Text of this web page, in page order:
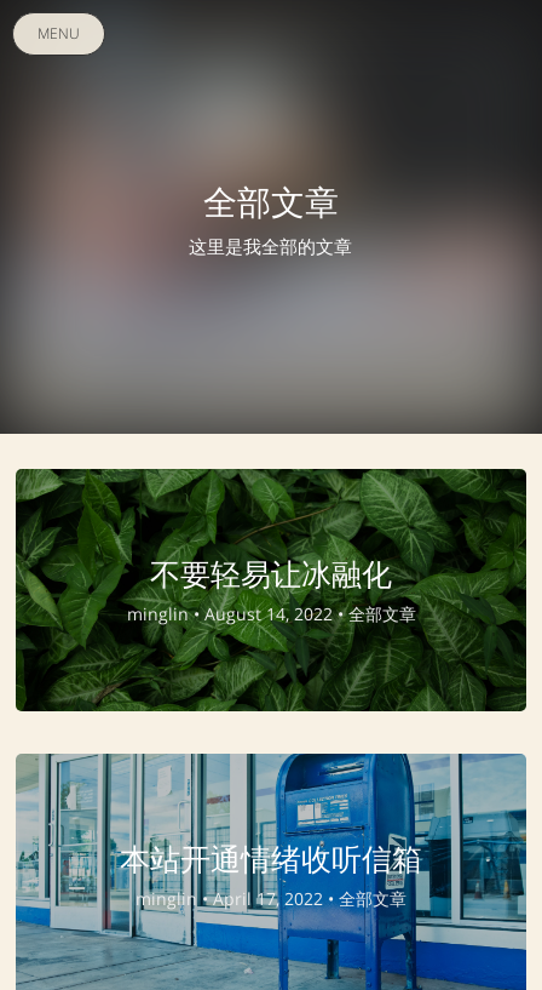
MENU
全部文章
这里是我全部的文章
不要轻易让冰融化
minglin •August 14, 2022 •全部文章
本站开通情绪收听信箱
minglin •April 17, 2022 •全部文章